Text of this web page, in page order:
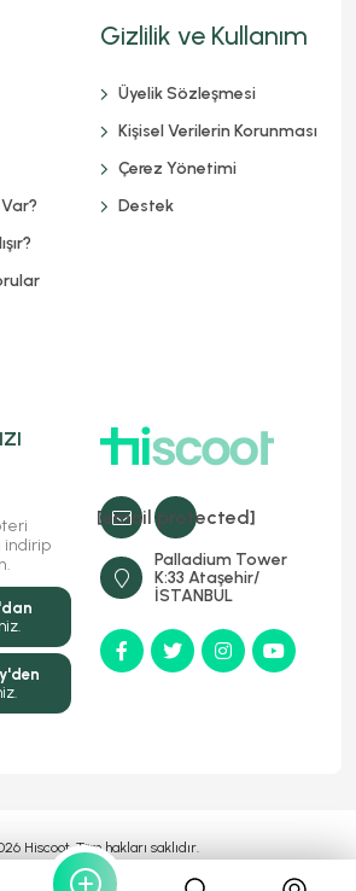
[email protected]
Palladium Tower
K:33 Ataşehir/
İSTANBUL
Gizlilik ve Kullanım
Üyelik Sözleşmesi
Kişisel Verilerin Korunması
Çerez Yönetimi
Destek
indirip
Hiscoot, Tüm hakları saklıdır.
MyFC YAZILIM Markasıdır